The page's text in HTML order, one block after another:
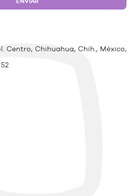
Centro, Chihuahua, Chih., México,